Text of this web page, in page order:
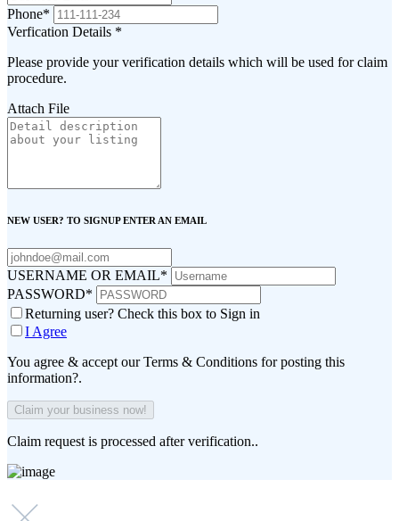
Phone*
Verfication Details *
Please provide your verification details which will be used for claim
procedure.
Attach File
NEW USER? TO SIGNUP ENTER AN EMAIL
USERNAME OR EMAIL*
PASSWORD*
Returning user? Check this box to Sign in
I Agree
You agree & accept our Terms & Conditions for posting this
information?.
Claim request is processed after verification..